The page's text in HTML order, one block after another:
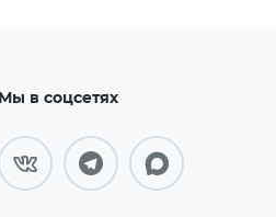
Мы в соцсетях